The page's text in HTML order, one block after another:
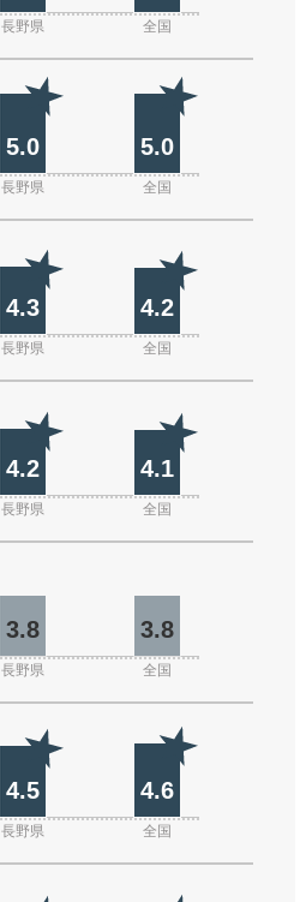
長野県 全国
5.0 5.0
長野県 全国
4.3 4.2
長野県 全国
4.2 4.1
長野県 全国
3.8 3.8
長野県 全国
4.5 4.6
長野県 全国